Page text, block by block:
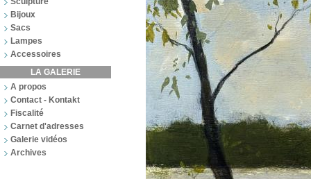
Bijoux
Sacs
Lampes
Accessoires
LA GALERIE
A propos
Contact - Kontakt
Fiscalité
Carnet d'adresses
Galerie vidéos
Archives